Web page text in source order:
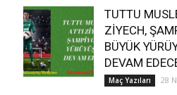
TUTTU
ZİYECH,
BÜYÜK
DEVAM
Maç Yazıları 28